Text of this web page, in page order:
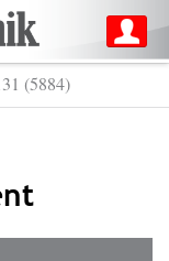
(5884)